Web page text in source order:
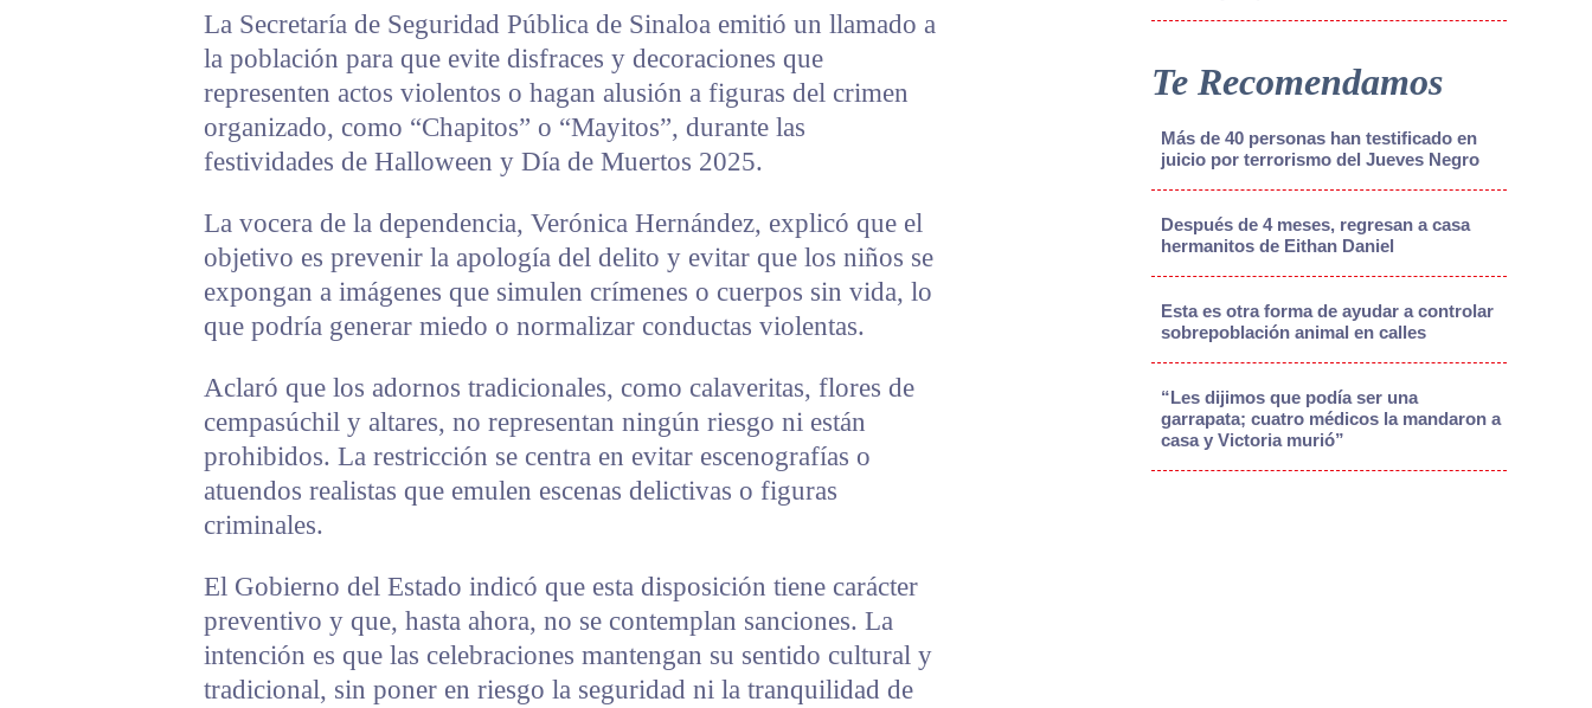
La Secretaría de Seguridad Pública de Sinaloa emitió un llamado a
la población para que evite disfraces y decoraciones que
representen actos violentos o hagan alusión a figuras del crimen
organizado, como “Chapitos” o “Mayitos”, durante las
festividades de Halloween y Día de Muertos 2025.
La vocera de la dependencia, Verónica Hernández, explicó que el
objetivo es prevenir la apología del delito y evitar que los niños se
expongan a imágenes que simulen crímenes o cuerpos sin vida, lo
que podría generar miedo o normalizar conductas violentas.
Aclaró que los adornos tradicionales, como calaveritas, flores de
cempasúchil y altares, no representan ningún riesgo ni están
prohibidos. La restricción se centra en evitar escenografías o
atuendos realistas que emulen escenas delictivas o figuras
criminales.
El Gobierno del Estado indicó que esta disposición tiene carácter
preventivo y que, hasta ahora, no se contemplan sanciones. La
intención es que las celebraciones mantengan su sentido cultural y
tradicional, sin poner en riesgo la seguridad ni la tranquilidad de
Te Recomendamos
Más de 40 personas han testificado en
juicio por terrorismo del Jueves Negro
Después de 4 meses, regresan a casa
hermanitos de Eithan Daniel
Esta es otra forma de ayudar a controlar
sobrepoblación animal en calles
“Les dijimos que podía ser una
garrapata; cuatro médicos la mandaron a
casa y Victoria murió”